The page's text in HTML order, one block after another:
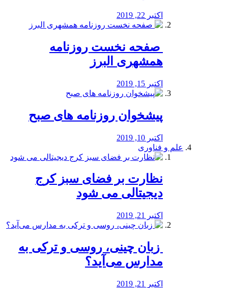
اکتبر 22, 2019
️ صفحه نخست روزنامه‌
همشهری البرز
اکتبر 15, 2019
پیشخوان روزنامه های صبح
اکتبر 10, 2019
علم و فناوری
نظارت بر فضای سبز کرج
دیجیتالی می شود
اکتبر 21, 2019
️ زبان چینی، روسی و ترکی به
مدارس می‌آید؟
اکتبر 21, 2019